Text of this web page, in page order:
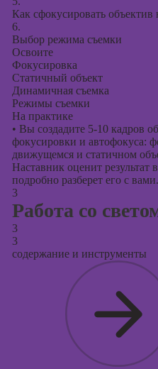
Как сфокусировать
6.
Выбор режима съемки
Освоите
Фокусировка
Статичный объект
Динамичная съемка
Режимы съемки
На практике
• Вы создадите 5-10 кадров
фокусировки и автофокуса:
движущемся и статичном
Наставник оценит результат
подробно разберет его с вами.
3
Работа со
3
3
содержание и инструменты